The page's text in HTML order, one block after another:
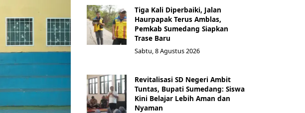
Tiga Kali Diperbaiki, Jalan
Haurpapak Terus Amblas,
Pemkab Sumedang Siapkan
Trase Baru
Sabtu, 8 Agustus 2026
Revitalisasi SD Negeri Ambit
Tuntas, Bupati Sumedang: Siswa
Kini Belajar Lebih Aman dan
Nyaman